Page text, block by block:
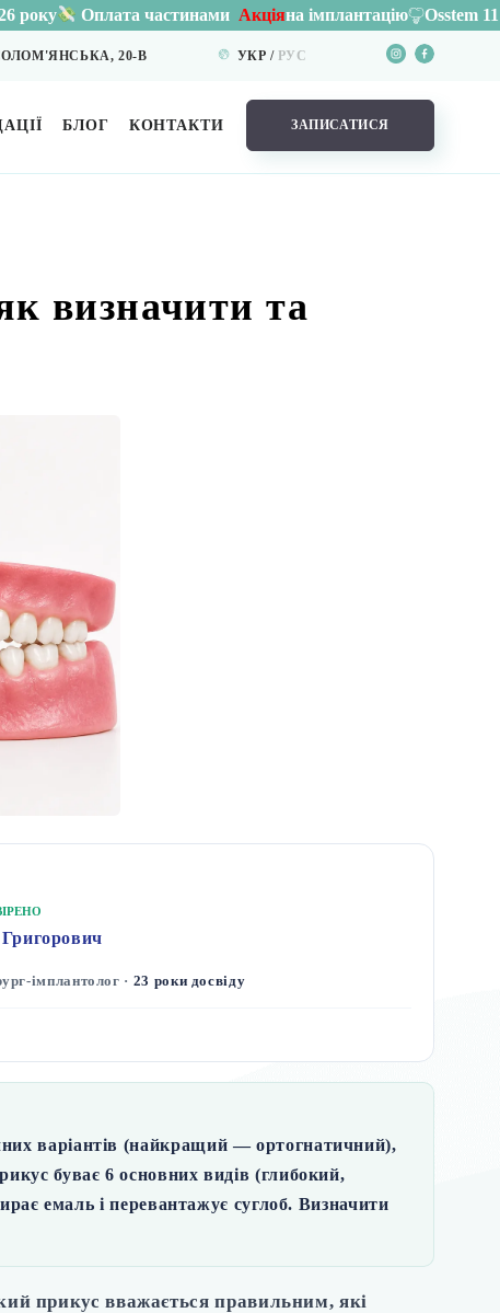
частинами Акціяна імплантацію Osstem 11 900 грн.
20-В УКР РУC
БЛОГ КОНТАКТИ ЗАПИСАТИСЯ
визначити та
імплантолог · 23 роки досвіду
варіантів (найкращий — ортогнатичний),
буває 6 основних видів (глибокий,
емаль і перевантажує суглоб. Визначити
прикус вважається правильним, які